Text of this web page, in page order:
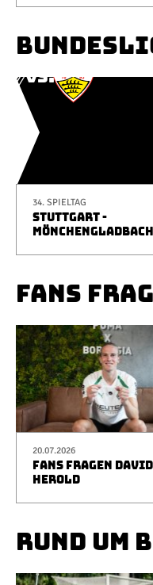
34. SPIELTAG
STUTTGART -
MÖNCHENGLADBACH
FANS
20.07.2026
FANS FRAGEN DAVID
HEROLD
RUND UM